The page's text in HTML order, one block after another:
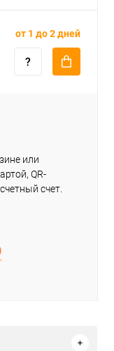
от 1 до 2 дней
или
QR-
счет.